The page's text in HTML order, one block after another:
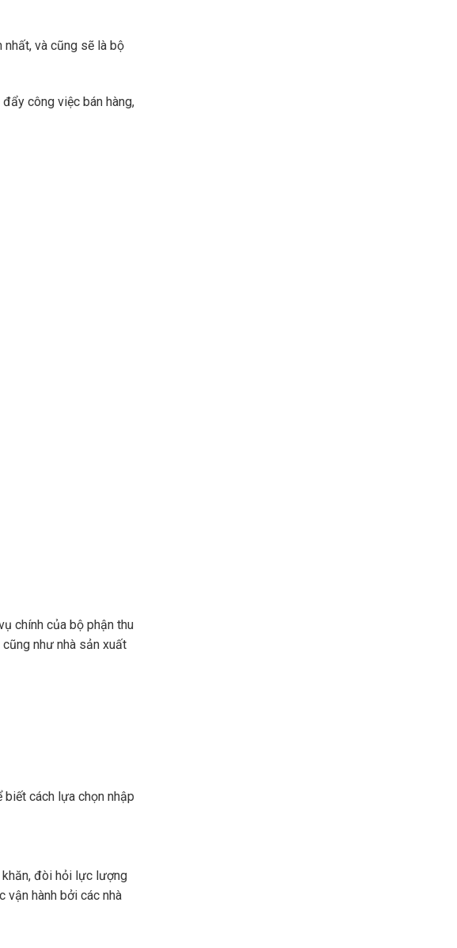
và cũng sẽ là bộ
công việc bán hàng,
chính của bộ phận thu
như nhà sản xuất
biết cách lựa chọn nhập
đòi hỏi lực lượng
vận hành bởi các nhà